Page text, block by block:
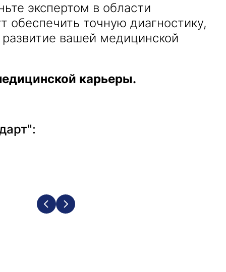
экспертом в области
точную диагностику,
вашей медицинской
карьеры.